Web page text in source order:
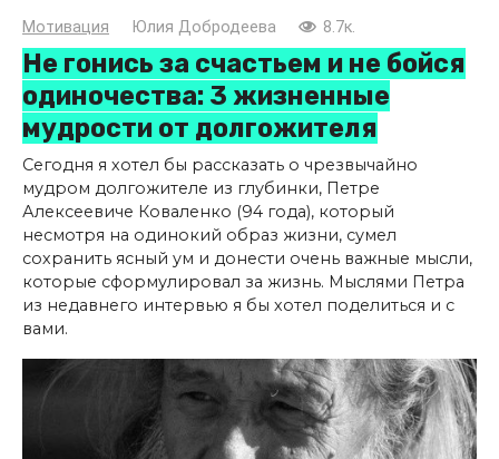
Мотивация Юлия Добродеева 8.7к.
Не гонись за счастьем и не бойся
одиночества: 3 жизненные
мудрости от долгожителя
Сегодня я хотел бы рассказать о чрезвычайно
мудром долгожителе из глубинки, Петре
Алексеевиче Коваленко (94 года), который
несмотря на одинокий образ жизни, сумел
сохранить ясный ум и донести очень важные мысли,
которые сформулировал за жизнь. Мыслями Петра
из недавнего интервью я бы хотел поделиться и с
вами.